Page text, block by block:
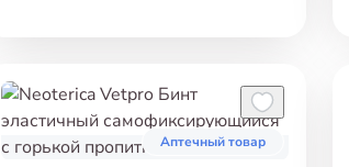
Аптечный товар